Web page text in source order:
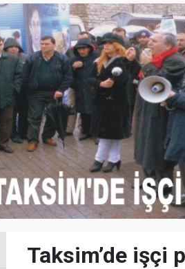
Taksim’de işçi